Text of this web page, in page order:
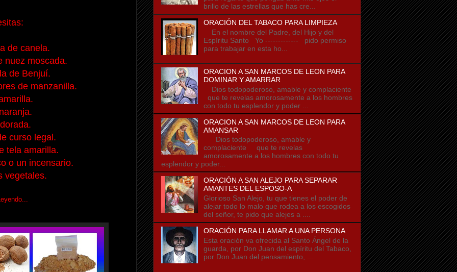
de canela.
nuez moscada.
de Benjuí.
de manzanilla.
curso legal.
tela amarilla.
o un incensario.
vegetales.
brillo de las estrellas que has cre...
ORACIÓN DEL TABACO PARA LIMPIEZA
En el nombre del Padre, del Hijo y del
Espíritu Santo Yo ------------- pido permiso
para trabajar en esta ho...
ORACION A SAN MARCOS DE LEON PARA
DOMINAR Y AMARRAR
Dios todopoderoso, amable y complaciente
que te revelas amorosamente a los hombres
con todo tu esplendor y poder ...
ORACION A SAN MARCOS DE LEON PARA
AMANSAR
Dios todopoderoso, amable y
complaciente que te revelas
amorosamente a los hombres con todo tu
esplendor y poder...
ORACIÓN A SAN ALEJO PARA SEPARAR
AMANTES DEL ESPOSO-A
Glorioso San Alejo, tu que tienes el poder de
alejar todo lo malo que rodea a los escogidos
del señor, te pido que alejes a ....
ORACIÓN PARA LLAMAR A UNA PERSONA
Esta oración va ofrecida al Santo Ángel de la
guarda, por Don Juan del espíritu del Tabaco,
por Don Juan del pensamiento, ...